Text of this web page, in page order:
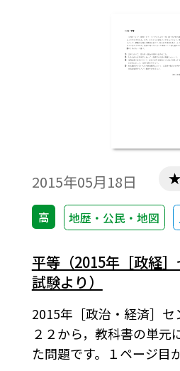
2015年05月18日
高 地歴・公民・地図
平等（2015年［政経
試験より）
2015年［政治・経済］
２２から，教科書の単元
た問題です。１ページ目